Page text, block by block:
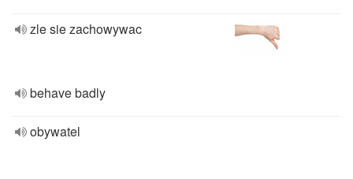
zle sie zachowywac
behave badly
obywatel